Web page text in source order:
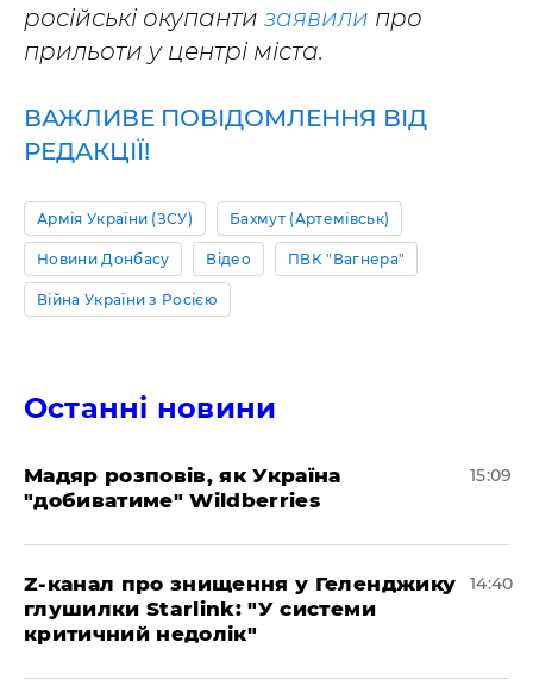
російські окупанти заявили про
прильоти у центрі міста.
ВАЖЛИВЕ ПОВІДОМЛЕННЯ ВІД
РЕДАКЦІЇ!
Армія України (ЗСУ) Бахмут (Артемівськ)
Новини Донбасу Відео ПВК "Вагнера"
Війна України з Росією
Останні новини
Мадяр розповів, як Україна
"добиватиме" Wildberries
15:09
Z-канал про знищення у Геленджику
глушилки Starlink: "У системи
критичний недолік"
14:40